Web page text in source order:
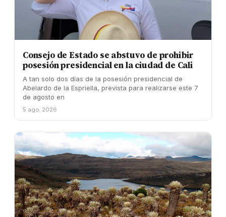
Consejo de Estado se abstuvo de prohibir
posesión presidencial en la ciudad de Cali
A tan solo dos días de la posesión presidencial de
Abelardo de la Espriella, prevista para realizarse este 7
de agosto en
5 ago. 2026